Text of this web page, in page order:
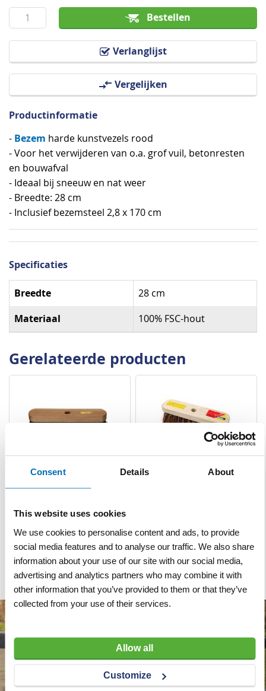
Consent Details About
This website uses cookies
We use cookies to personalise content and ads, to provide
social media features and to analyse our traffic. We also share
information about your use of our site with our social media,
advertising and analytics partners who may combine it with
other information that you’ve provided to them or that they’ve
collected from your use of their services.
Allow all
Customize
Bestellen
Verlanglijst
Vergelijken
het
begin
van
Productinformatie
- Bezem harde kunstvezels rood
- Voor het verwijderen van o.a. grof vuil, betonresten
en bouwafval
- Ideaal bij sneeuw en nat weer
- Breedte: 28 cm
- Inclusief bezemsteel 2,8 x 170 cm
Specificaties
Specificaties
Breedte 28 cm
Materiaal 100% FSC-hout
Gerelateerde producten
Bezem 20ZM zwart
steel
VERLANGLIJST
VERGELIJKEN
Artnr s15642 excl. btw
€ 6,95
VERLANGLIJST
VERGELIJKEN
Artnr s14225 excl. btw
€ 9,95